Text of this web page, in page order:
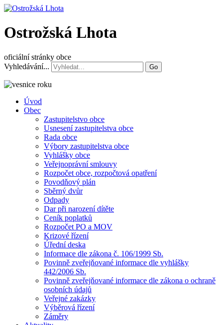
Ostrožská Lhota
oficiální stránky obce
Vyhledávání...
Go
Úvod
Obec
Zastupitelstvo obce
Usnesení zastupitelstva obce
Rada obce
Výbory zastupitelstva obce
Vyhlášky obce
Veřejnoprávní smlouvy
Rozpočet obce, rozpočtová opatření
Povodňový plán
Sběrný dvůr
Odpady
Dar při narození dítěte
Ceník poplatků
Rozpočet PO a MOV
Krizové řízení
Úřední deska
Informace dle zákona č. 106/1999 Sb.
Povinně zveřejňované informace dle vyhlášky
442/2006 Sb.
Povinně zveřejňované informace dle zákona o ochraně
osobních údajů
Veřejné zakázky
Výběrová řízení
Záměry